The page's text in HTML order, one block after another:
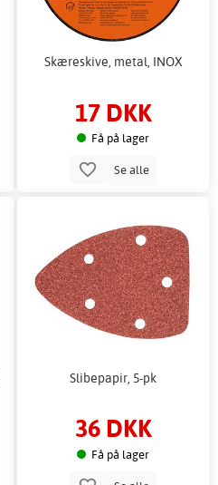
Skæreskive, metal, INOX
17 DKK
Få på lager
Se alle
Slibepapir, 5-pk
36 DKK
Få på lager